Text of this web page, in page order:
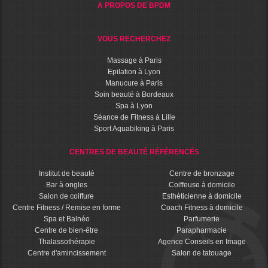
A PROPOS DE BPDM
VOUS RECHERCHEZ
Massage à Paris
Epilation à Lyon
Manucure à Paris
Soin beauté à Bordeaux
Spa à Lyon
Séance de Fitness à Lille
Sport Aquabiking à Paris
CENTRES DE BEAUTÉ RÉFÉRENCÉS
Institut de beauté
Bar à ongles
Salon de coiffure
Centre Fitness / Remise en forme
Spa et Balnéo
Centre de bien-être
Thalassothérapie
Centre d'amincissement
Centre de bronzage
Coiffeuse à domicile
Esthéticienne à domicile
Coach Fitness à domicile
Parfumerie
Parapharmacie
Agence Conseils en Image
Salon de tatouage